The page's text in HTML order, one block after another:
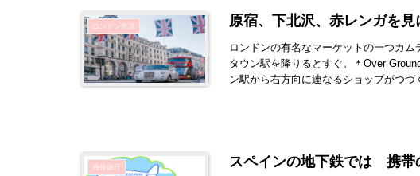
ロンドン生活 原宿、下北沢、赤レンガを
ロンドンの有名なマーケットの一つカ
タウン駅を降りるとすぐ。＊Over
ン駅から右方向に連なるショップがつづ
海外旅行 スペインの地下鉄では 携帯